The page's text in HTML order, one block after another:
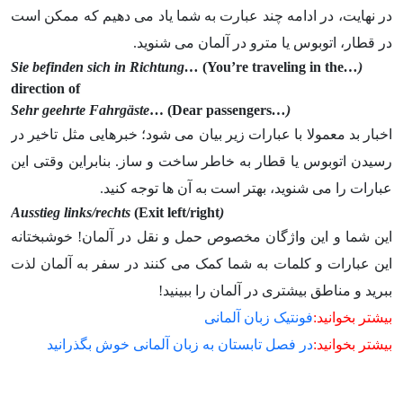
در نهایت، در ادامه چند عبارت به شما یاد می دهیم که ممکن است
در قطار، اتوبوس یا مترو در آلمان می شنوید.
(…Sie befinden sich in Richtung…
(You’re traveling in the
direction of
(…Sehr geehrte Fahrgäste
… (Dear passengers
اخبار بد معمولا با عبارات زیر بیان می شود؛ خبرهایی مثل تاخیر در
رسیدن اتوبوس یا قطار به خاطر ساخت و ساز. بنابراین وقتی این
عبارات را می شنوید، بهتر است به آن ها توجه کنید.
(Ausstieg links/rechts
(Exit left/right
این شما و این واژگان مخصوص حمل و نقل در آلمان! خوشبختانه
این عبارات و کلمات به شما کمک می کنند در سفر به آلمان لذت
ببرید و مناطق بیشتری در آلمان را ببینید!
بیشتر بخوانید:فونتیک زبان آلمانی
بیشتر بخوانید:در فصل تابستان به زبان آلمانی خوش بگذرانید